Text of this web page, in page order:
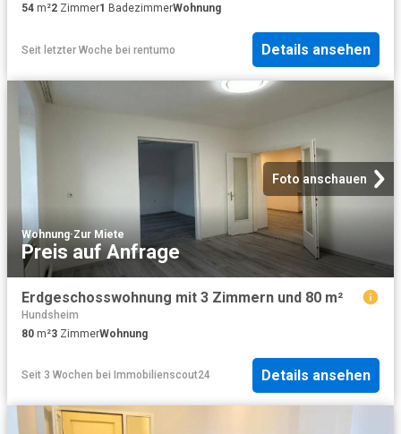
54 m²2 Zimmer1 BadezimmerWohnung
Seit letzter Woche bei rentumo Details ansehen
Foto anschauen
Wohnung·Zur Miete
Preis auf Anfrage
Erdgeschosswohnung mit 3 Zimmern und 80 m²
Hundsheim
80 m²3 ZimmerWohnung
Seit 3 Wochen bei Immobilienscout24 Details ansehen